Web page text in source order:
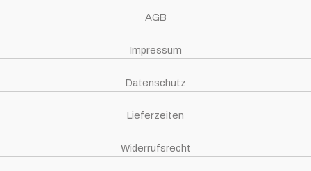
AGB
Impressum
Datenschutz
Lieferzeiten
Widerrufsrecht